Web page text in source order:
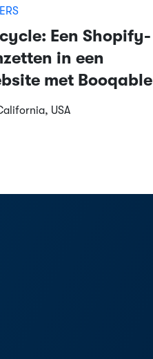
Een Shopify-
in een
met Booqable
USA